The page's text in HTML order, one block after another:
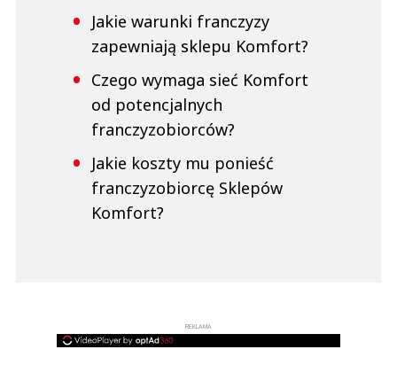
Jakie warunki franczyzy
zapewniają sklepu Komfort?
Czego wymaga sieć Komfort
od potencjalnych
franczyzobiorców?
Jakie koszty mu ponieść
franczyzobiorcę Sklepów
Komfort?
REKLAMA